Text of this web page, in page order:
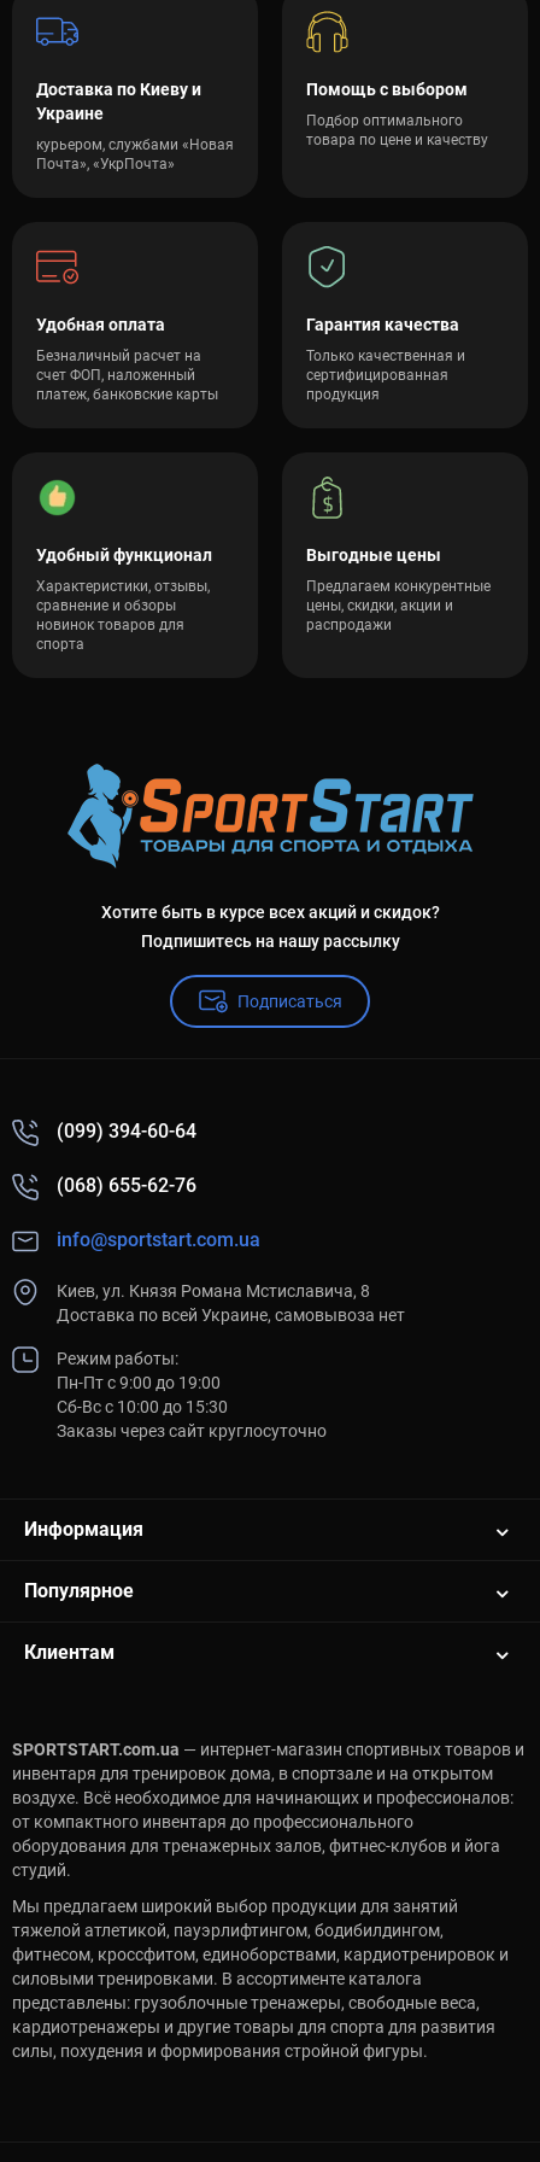
Доставка по Киеву и
Украине
курьером, службами «Новая
Почта», «УкрПочта»
Помощь с выбором
Подбор оптимального
товара по цене и качеству
Удобная оплата
Безналичный расчет на
счет ФОП, наложенный
платеж, банковские карты
Гарантия качества
Только качественная и
сертифицированная
продукция
Удобный функционал
Характеристики, отзывы,
сравнение и обзоры
новинок товаров для
спорта
Выгодные цены
Предлагаем конкурентные
цены, скидки, акции и
распродажи
Хотите быть в курсе всех акций и скидок?
Подпишитесь на нашу рассылку
Подписаться
(099) 394-60-64
(068) 655-62-76
info@sportstart.com.ua
Киев, ул. Князя Романа Мстиславича, 8
Доставка по всей Украине, самовывоза нет
Режим работы:
Пн-Пт с 9:00 до 19:00
Сб-Вс с 10:00 до 15:30
Заказы через сайт круглосуточно
Информация
Популярное
Клиентам
SPORTSTART.com.ua — интернет-магазин спортивных товаров и
инвентаря для тренировок дома, в спортзале и на открытом
воздухе. Всё необходимое для начинающих и профессионалов:
от компактного инвентаря до профессионального
оборудования для тренажерных залов, фитнес-клубов и йога
студий.
Мы предлагаем широкий выбор продукции для занятий
тяжелой атлетикой, пауэрлифтингом, бодибилдингом,
фитнесом, кроссфитом, единоборствами, кардиотренировок и
силовыми тренировками. В ассортименте каталога
представлены: грузоблочные тренажеры, свободные веса,
кардиотренажеры и другие товары для спорта для развития
силы, похудения и формирования стройной фигуры.